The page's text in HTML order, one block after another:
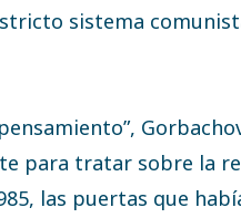
sistema
para tratar sobre la
las puertas que